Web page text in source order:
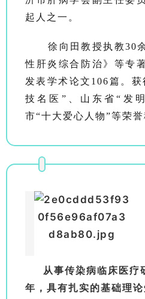
起人之一。
徐向田教授执教30余
性肝炎综合防治》等专
发表学术论文106篇。
技名医”、山东省“发
市“十大爱心人物”等荣誉
从事传染病临床医疗
年，具有扎实的基础理